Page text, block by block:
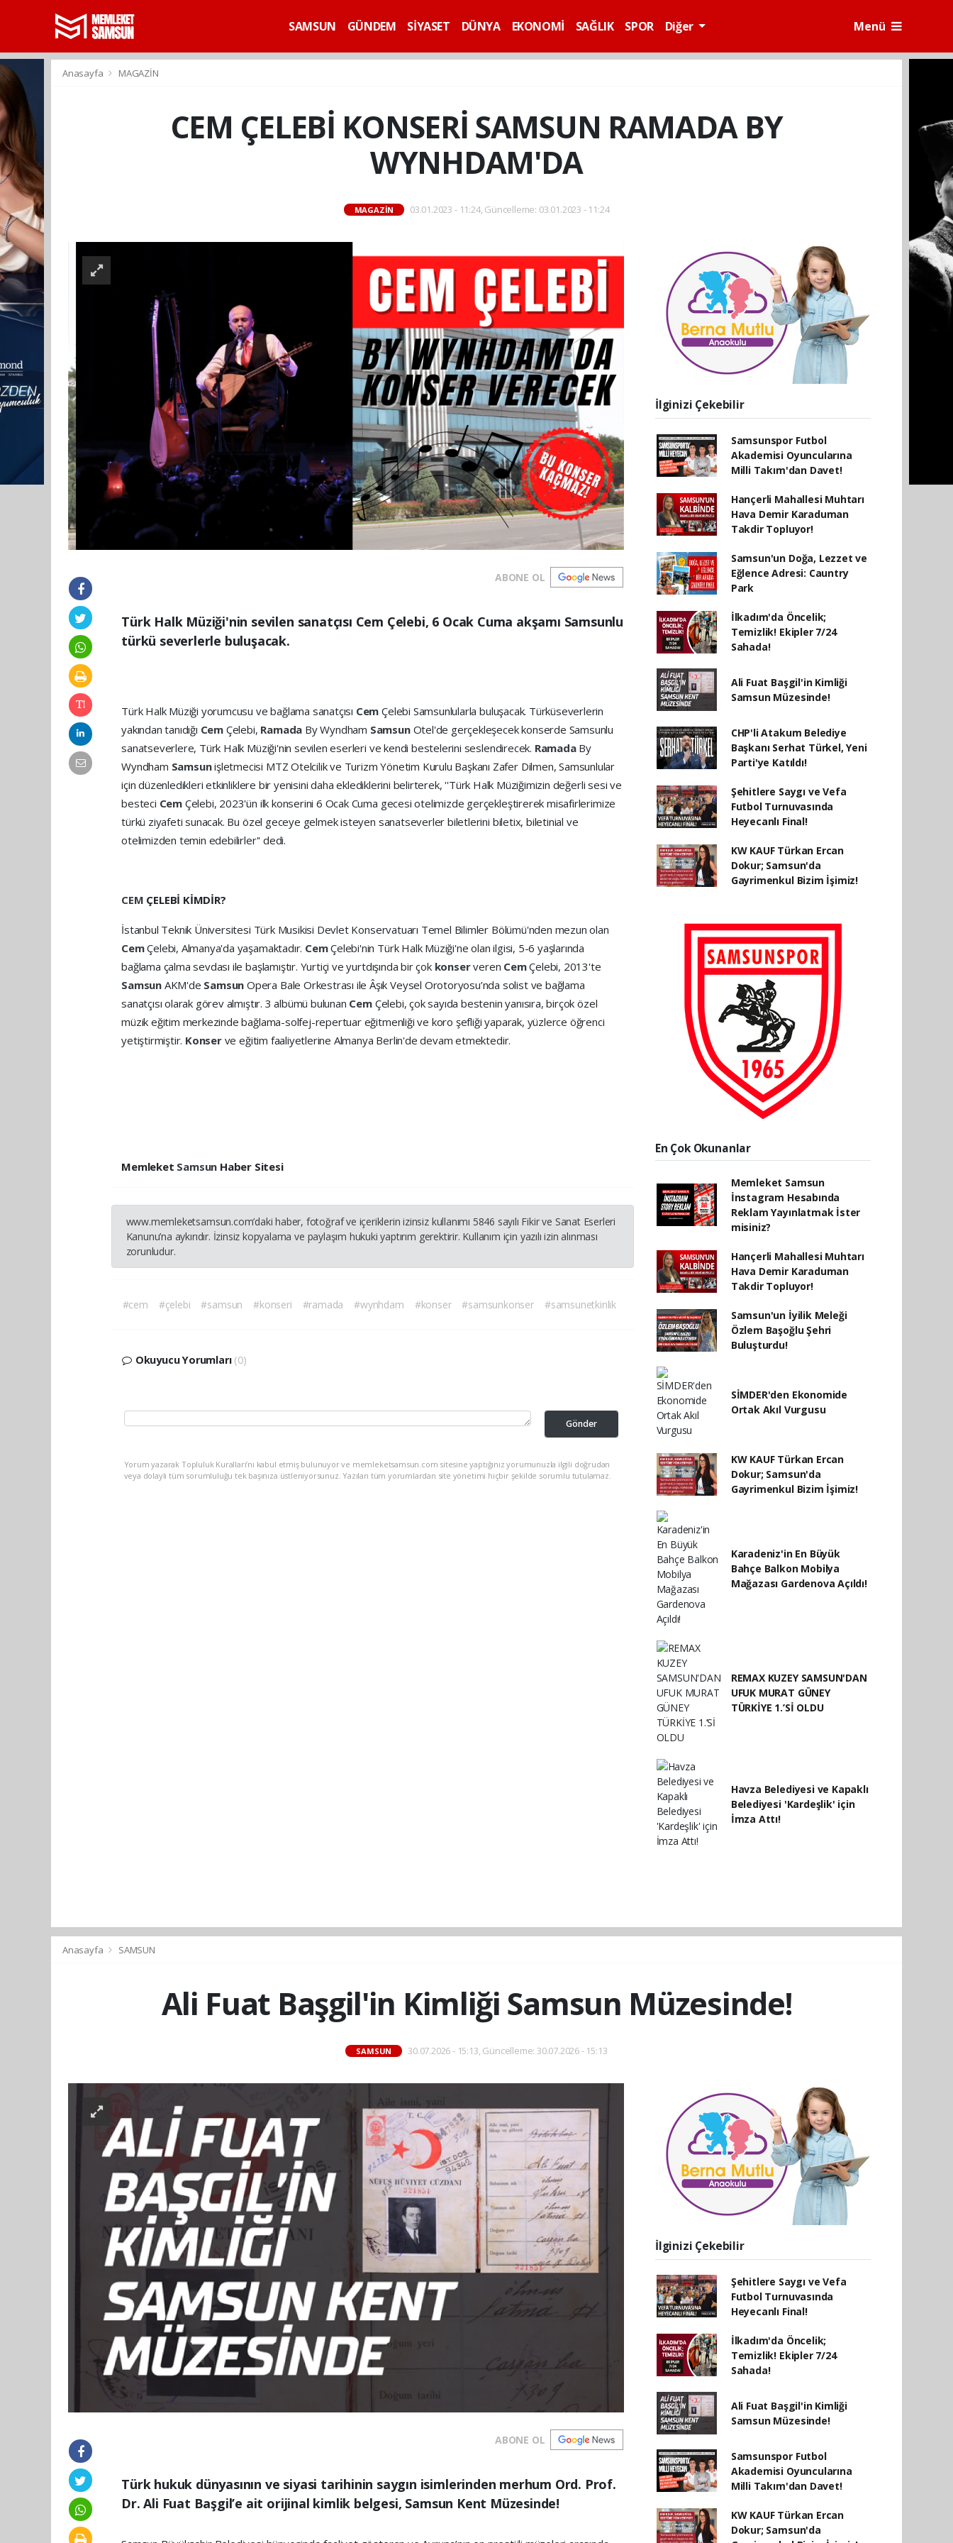
SAMSUN GÜNDEM SİYASET DÜNYA EKONOMİ SAĞLIK SPOR Diğer Menü
Anasayfa MAGAZİN
CEM ÇELEBİ KONSERİ SAMSUN RAMADA BY
WYNHDAM'DA
MAGAZİN 03.01.2023 - 11:24, Güncelleme: 03.01.2023 - 11:24
ABONE OL
Türk Halk Müziği'nin sevilen sanatçısı Cem Çelebi, 6 Ocak Cuma akşamı Samsunlu
türkü severlerle buluşacak.
Türk Halk Müziği yorumcusu ve bağlama sanatçısı CemÇelebi Samsunlularla buluşacak. Türküseverlerin
yakından tanıdığı Cem Çelebi, Ramada By Wyndham Samsun Otel'de gerçekleşecek konserde Samsunlu
sanatseverlere, Türk Halk Müziği'nin sevilen eserleri ve kendi bestelerini seslendirecek. Ramada By
Wyndham Samsunişletmecisi MTZ Otelcilik ve Turizm Yönetim Kurulu Başkanı Zafer Dilmen, Samsunlular
için düzenledikleri etkinliklere bir yenisini daha eklediklerini belirterek, ''Türk Halk Müziğimizin değerli sesi ve
besteci Cem Çelebi, 2023'ün ilk konserini 6 Ocak Cuma gecesi otelimizde gerçekleştirerek misafirlerimize
türkü ziyafeti sunacak. Bu özel geceye gelmek isteyen sanatseverler biletlerini biletix, biletinial ve
otelimizden temin edebilirler'' dedi.
CEM ÇELEBİ KİMDİR?
İstanbul Teknik Üniversitesi Türk Musikisi Devlet Konservatuarı Temel Bilimler Bölümü'nden mezun olan
CemÇelebi, Almanya'da yaşamaktadır. CemÇelebi'nin Türk Halk Müziği'ne olan ilgisi, 5-6 yaşlarında
bağlama çalma sevdası ile başlamıştır. Yurtiçi ve yurtdışında bir çok konserveren CemÇelebi, 2013'te
Samsun AKM'de SamsunOpera Bale Orkestrası ile Âşık Veysel Orotoryosu’nda solist ve bağlama
sanatçısı olarak görev almıştır. 3 albümü bulunan Cem Çelebi, çok sayıda bestenin yanısıra, birçok özel
müzik eğitim merkezinde bağlama-solfej-repertuar eğitmenliği ve koro şefliği yaparak, yüzlerce öğrenci
yetiştirmiştir. Konser ve eğitim faaliyetlerine Almanya Berlin'de devam etmektedir.
Memleket Samsun Haber Sitesi
www.memleketsamsun.com’daki haber, fotoğraf ve içeriklerin izinsiz kullanımı 5846 sayılı Fikir ve Sanat Eserleri
Kanunu’na aykırıdır. İzinsiz kopyalama ve paylaşım hukuki yaptırım gerektirir. Kullanım için yazılı izin alınması
zorunludur.
#cem #çelebi #samsun #konseri #ramada #wynhdam #konser #samsunkonser #samsunetkinlik
Okuyucu Yorumları (0)
Gönder
Yorum yazarak Topluluk Kuralları’nı kabul etmiş bulunuyor ve memleketsamsun.com sitesine yaptığınız yorumunuzla ilgili doğrudan
veya dolaylı tüm sorumluluğu tek başınıza üstleniyorsunuz. Yazılan tüm yorumlardan site yönetimi hiçbir şekilde sorumlu tutulamaz.
İlginizi Çekebilir
Samsunspor Futbol
Akademisi Oyuncularına
Milli Takım'dan Davet!
Hançerli Mahallesi Muhtarı
Hava Demir Karaduman
Takdir Topluyor!
Samsun'un Doğa, Lezzet ve
Eğlence Adresi: Cauntry
Park
İlkadım'da Öncelik;
Temizlik! Ekipler 7/24
Sahada!
Ali Fuat Başgil'in Kimliği
Samsun Müzesinde!
CHP'li Atakum Belediye
Başkanı Serhat Türkel, Yeni
Parti'ye Katıldı!
Şehitlere Saygı ve Vefa
Futbol Turnuvasında
Heyecanlı Final!
KW KAUF Türkan Ercan
Dokur; Samsun'da
Gayrimenkul Bizim İşimiz!
En Çok Okunanlar
Memleket Samsun
İnstagram Hesabında
Reklam Yayınlatmak İster
misiniz?
Hançerli Mahallesi Muhtarı
Hava Demir Karaduman
Takdir Topluyor!
Samsun'un İyilik Meleği
Özlem Başoğlu Şehri
Buluşturdu!
SİMDER'den Ekonomide
Ortak Akıl Vurgusu
KW KAUF Türkan Ercan
Dokur; Samsun'da
Gayrimenkul Bizim İşimiz!
Karadeniz'in En Büyük
Bahçe Balkon Mobilya
Mağazası Gardenova Açıldı!
REMAX KUZEY SAMSUN'DAN
UFUK MURAT GÜNEY
TÜRKİYE 1.’Sİ OLDU
Havza Belediyesi ve Kapaklı
Belediyesi 'Kardeşlik' için
İmza Attı!
Anasayfa SAMSUN
Ali Fuat Başgil'in Kimliği Samsun Müzesinde!
SAMSUN 30.07.2026 - 15:13, Güncelleme: 30.07.2026 - 15:13
ABONE OL
Türk hukuk dünyasının ve siyasi tarihinin saygın isimlerinden merhum Ord. Prof.
Dr. Ali Fuat Başgil’e ait orijinal kimlik belgesi, Samsun Kent Müzesinde!
İlginizi Çekebilir
Şehitlere Saygı ve Vefa
Futbol Turnuvasında
Heyecanlı Final!
İlkadım'da Öncelik;
Temizlik! Ekipler 7/24
Sahada!
Ali Fuat Başgil'in Kimliği
Samsun Müzesinde!
Samsunspor Futbol
Akademisi Oyuncularına
Milli Takım'dan Davet!
KW KAUF Türkan Ercan
Dokur; Samsun'da